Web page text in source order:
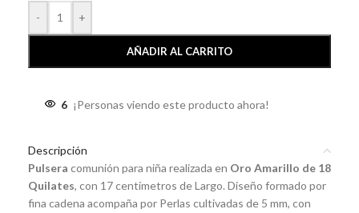
-
+
AÑADIR AL CARRITO
6 ¡Personas viendo este producto ahora!
Descripción
Pulsera comunión para niña realizada en Oro Amarillo de 18
Quilates, con 17 centímetros de Largo. Diseño formado por
fina cadena acompaña por Perlas cultivadas de 5 mm, con